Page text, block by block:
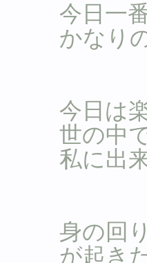
今日一
かなり
今日は
世の中
私に出
身の回
が起き